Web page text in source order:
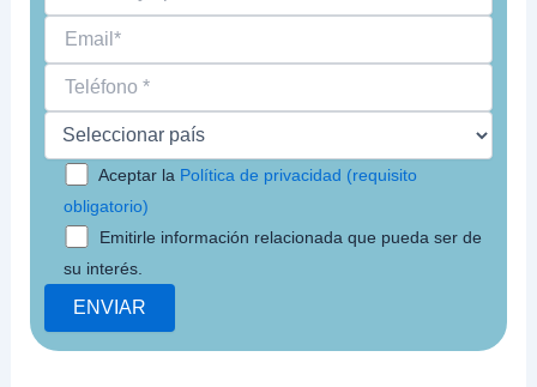
Aceptar la Política de privacidad (requisito
obligatorio)
Emitirle información relacionada que pueda ser de
su interés.